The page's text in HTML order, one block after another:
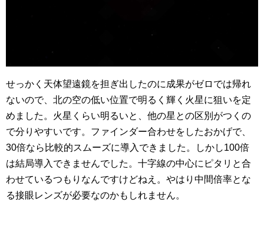
せっかく天体望遠鏡を担ぎ出したのに成果がゼロでは帰れ
ないので、北の空の低い位置で明るく輝く火星に狙いを定
めました。火星くらい明るいと、他の星との区別がつくの
で分りやすいです。ファインダー合わせをしたおかげで、
30倍なら比較的スムーズに導入できました。しかし100倍
は結局導入できませんでした。十字線の中心にピタリと合
わせているつもりなんですけどねえ。やはり中間倍率とな
る接眼レンズが必要なのかもしれません。